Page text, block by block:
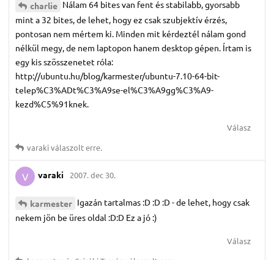
charlie Nálam 64 bites van fent és stabilabb, gyorsabb
mint a 32 bites, de lehet, hogy ez csak szubjektív érzés,
pontosan nem mértem ki. Minden mit kérdeztél nálam gond
nélkül megy, de nem laptopon hanem desktop gépen. Írtam is
egy kis szösszenetet róla:
http://ubuntu.hu/blog/karmester/ubuntu-7.10-64-bit-
telep%C3%ADt%C3%A9se-el%C3%A9gg%C3%A9-
kezd%C5%91knek.
Válasz
varakiválaszolt erre.
V varaki 2007. dec 30.
karmester Igazán tartalmas :D :D :D - de lehet, hogy csak
nekem jön be üres oldal :D:D Ez a jó :)
Válasz